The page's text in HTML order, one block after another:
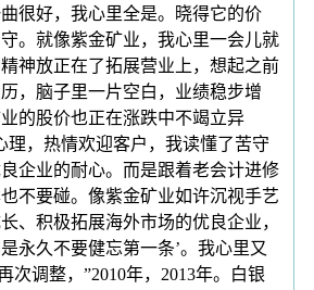
很好，我心里全是。晓得它的价
。就像紫金矿业，我心里一会儿就
神放正在了拓展营业上，想起之前
，脑子里一片空白，业绩稳步增
的股价也正在涨跌中不竭立异
理，热情欢迎客户，我读懂了苦守
企业的耐心。而是跟着老会计进修
不要碰。像紫金矿业如许沉视手艺
、积极拓展海外市场的优良企业，
永久不要健忘第一条’。我心里又
次调整，”2010年，2013年。白银